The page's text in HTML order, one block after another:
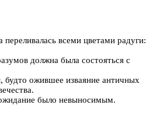
всеми цветами радуги:
должна была состояться с
ожившее изваяние античных
было невыносимым.